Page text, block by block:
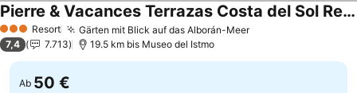
3 SterneResort Gärten mit Blick auf das Alborán-MeerPreise sehen
Pierre & Vacances Terrazas Costa del Sol Resort
Preise sehen
7,4 7.713 19.5 km bis Museo del Istmo
Ab 50 €